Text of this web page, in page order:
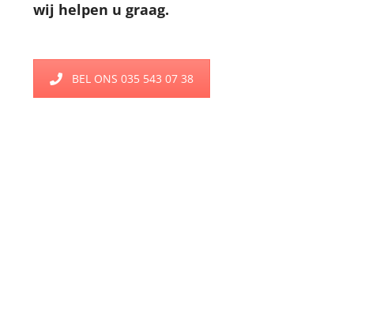
wij helpen u graag.
BEL ONS 035 543 07 38